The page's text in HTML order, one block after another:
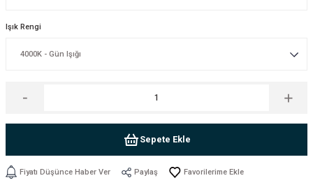
Işık Rengi
Sepete Ekle
Fiyatı Düşünce Haber Ver Paylaş